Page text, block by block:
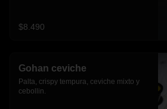
$8.490
Gohan ceviche
Palta, crispy tempura, ceviche mixto y
cebollin.